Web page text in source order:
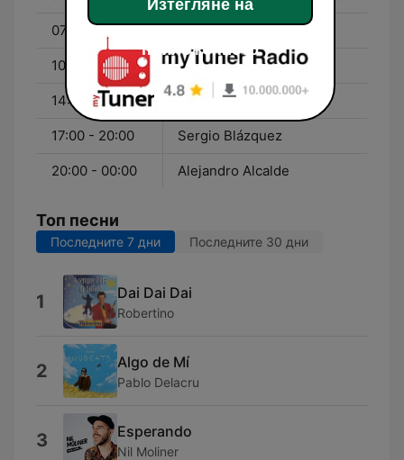
07:00 - 10:00 Sara Delgado
10:00 - 14:00 Almudena Navarro
14:00 - 17:00 Dani Vara
17:00 - 20:00 Sergio Blázquez
20:00 - 00:00 Alejandro Alcalde
Топ песни
Последните 7 дни Последните 30 дни
1 Dai Dai Dai
Robertino
2 Algo de Mí
Pablo Delacru
3 Esperando
Nil Moliner
Изтегляне на
приложението